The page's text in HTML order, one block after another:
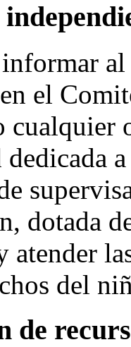
el
cualquier
dotada
atender
del
de